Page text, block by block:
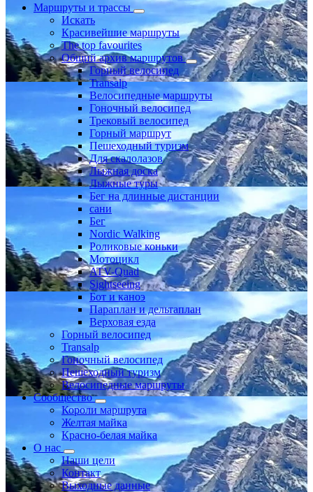
Маршруты и трассы
Искать
Красивейшие маршруты
The top favourites
Общий архив маршрутов
Горный велосипед
Transalp
Велосипедные маршруты
Гоночный велосипед
Трековый велосипед
Горный маршрут
Пешеходный туризм
Для скалолазов
Лыжная доска
Лыжные туры
Бег на длинные дистанции
сани
Бег
Nordic Walking
Роликовые коньки
Мотоцикл
ATV-Quad
Sightseeing
Бот и каноэ
Параплан и дельтаплан
Верховая езда
Горный велосипед
Transalp
Гоночный велосипед
Пешеходный туризм
Велосипедные маршруты
Сообщество
Короли маршрута
Желтая майка
Красно-белая майка
О нас
Наши цели
Контакт
Выходные данные